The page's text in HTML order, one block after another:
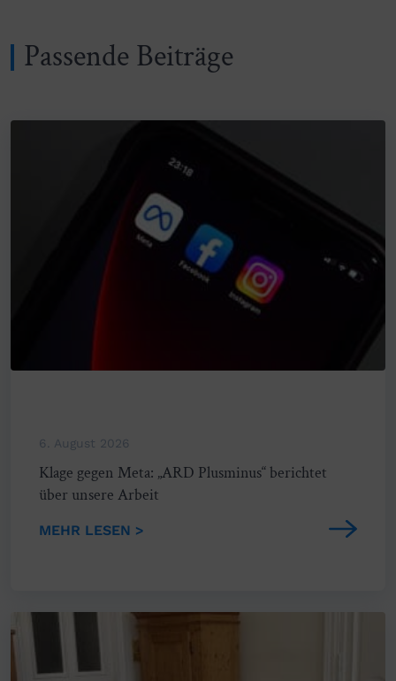
Passende Beiträge
6. August 2026
Klage gegen Meta: „ARD Plusminus“ berichtet
über unsere Arbeit
MEHR LESEN >